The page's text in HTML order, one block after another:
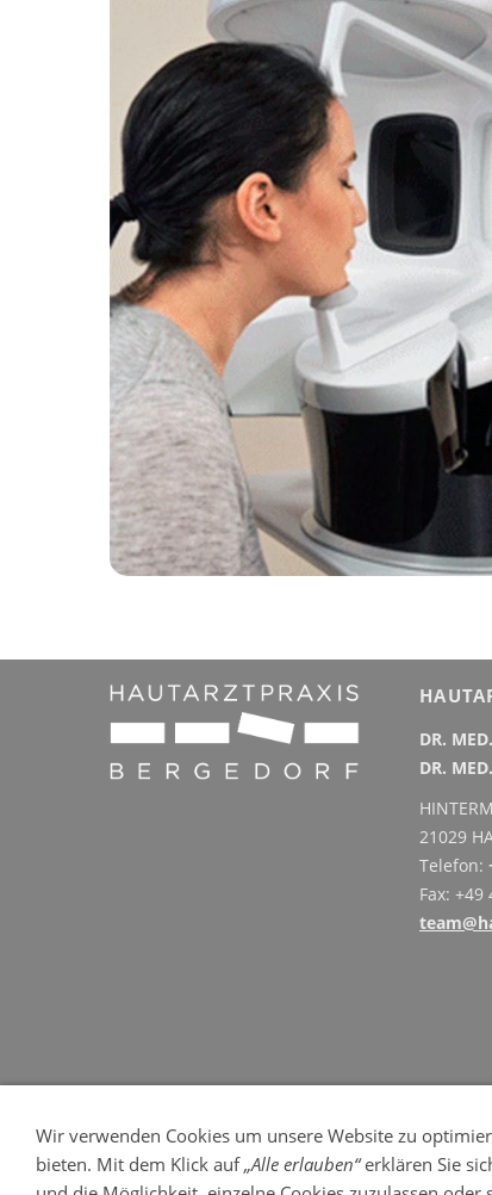
DR.
DR.
21029
Telefon:
Fax: +49
Wir verwenden Cookies um unsere Website zu
bieten. Mit dem Klick auf„Alle erlauben“erklären Sie